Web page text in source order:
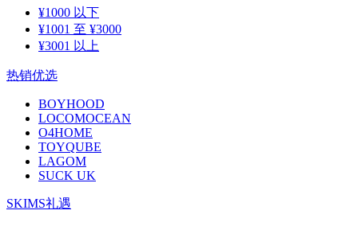
¥1000 以下
¥1001 至 ¥3000
¥3001 以上
热销优选
BOYHOOD
LOCOMOCEAN
O4HOME
TOYQUBE
LAGOM
SUCK UK
SKIMS礼遇